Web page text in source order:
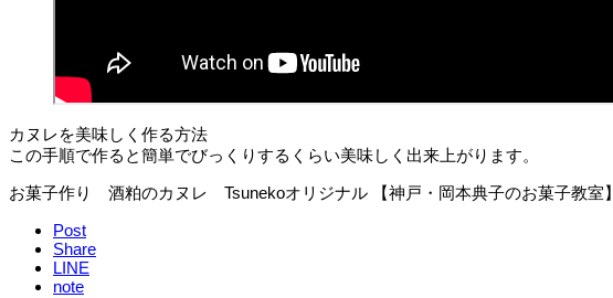
カヌレを美味しく作る方法
この手順で作ると簡単でびっくりするくらい美味しく出来上がります。
お菓子作り 酒粕のカヌレ Tsunekoオリジナル 【神戸・岡本典子のお菓子教室】
Post
Share
LINE
note